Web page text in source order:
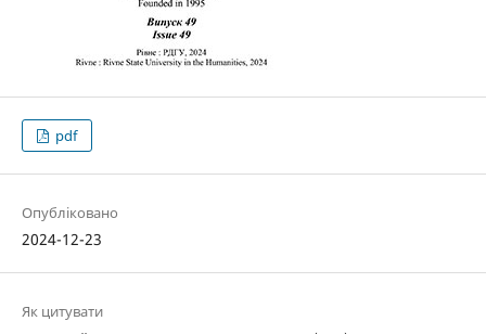
pdf
Опубліковано
2024-12-23
Як цитувати